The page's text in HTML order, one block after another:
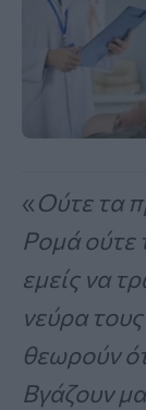
«Ούτε τα
Ρομά ούτε
εμείς να
νεύρα
θεωρούν
Βγάζουν